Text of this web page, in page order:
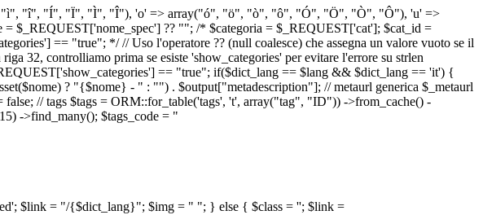
"î", "Í", "Ï", "Ì", "Î"), 'o' => array("ó", "ö", "ò", "ô", "Ó", "Ö", "Ò", "Ô"), 'u' =>
= $_REQUEST['nome_spec'] ?? ""; /* $categoria = $_REQUEST['cat']; $cat_id =
== "true"; */ // Uso l'operatore ?? (null coalesce) che assegna un valore vuoto se il
32, controlliamo prima se esiste 'show_categories' per evitare l'errore su strlen
== "true"; if($dict_lang == $lang && $dict_lang == 'it') {
? "{$nome} - " : "") . $output["metadescription"]; // metaurl generica $_metaurl
// tags $tags = ORM::for_table('tags', 't', array("tag", "ID")) ->from_cache() -
->find_many(); $tags_code = "
$link = "/{$dict_lang}"; $img = " "; } else { $class = ''; $link =